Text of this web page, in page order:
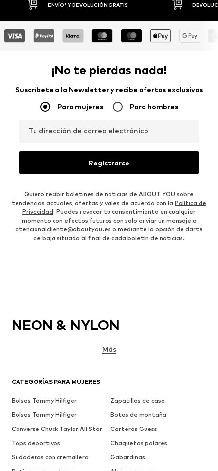
DEVOLUCIONES HASTA 30 DÍAS
¡No te pierdas nada!
Suscríbete a la Newsletter y recibe ofertas exclusivas
Para mujeres Para hombres
Tu dirección de correo electrónico
Registrarse
Quiero recibir boletines de noticias de ABOUT YOU sobre
tendencias actuales, ofertas y vales de acuerdo con la Política de
Privacidad. Puedes revocar tu consentimiento en cualquier
momento con efectos futuros con solo enviar un mensaje a
atencionalcliente@aboutyou.es o mediante la opción de darte
de baja situada al final de cada boletín de noticias.
CATEGORÍAS PARA MUJERES
Bolsos Tommy Hilfiger
Zapatillas de casa
Bolsos Tommy Hilfiger
Botas de montaña
Converse Chuck Taylor All Star
Carteras Guess
Tops deportivos
Chaquetas polares
Sudaderas con cremallera
Gabardinas
NEON & NYLON
Más